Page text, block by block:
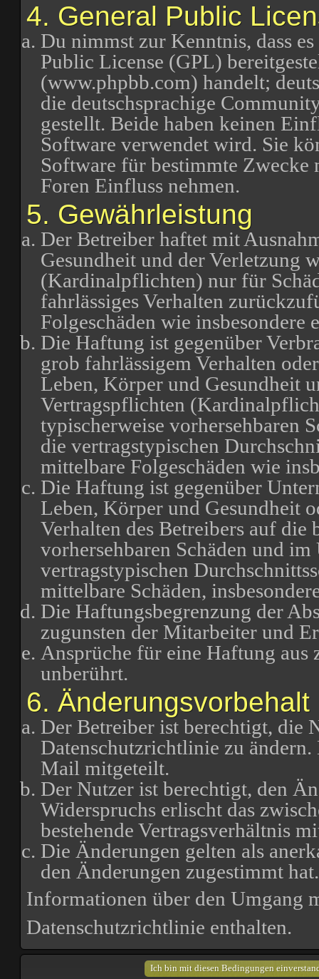
4. General Public
Du nimmst zur Kenntnis, dass
Public License (GPL)
(www.phpbb.com) handelt;
die deutschsprachige
gestellt. Beide haben keinen
Software verwendet wird. Sie
Software für bestimmte Zwecke
Foren Einfluss nehmen.
5. Gewährleistung
Der Betreiber haftet mit
Gesundheit und der Verletzung
(Kardinalpflichten) nur für
fahrlässiges Verhalten
Folgeschäden wie insbesondere
Die Haftung ist gegenüber
grob fahrlässigem Verhalten
Leben, Körper und Gesundheit
Vertragspflichten
typischerweise vorhersehbaren
die vertragstypischen
mittelbare Folgeschäden wie
Die Haftung ist gegenüber
Leben, Körper und Gesundheit
Verhalten des Betreibers auf die
vorhersehbaren Schäden und
vertragstypischen
mittelbare Schäden,
Die Haftungsbegrenzung der
zugunsten der Mitarbeiter und
Ansprüche für eine Haftung
unberührt.
6. Änderungsvorbehalt
Der Betreiber ist berechtigt, die
Datenschutzrichtlinie zu
Mail mitgeteilt.
Der Nutzer ist berechtigt, den
Widerspruchs erlischt das
bestehende Vertragsverhältnis
Die Änderungen gelten als
den Änderungen zugestimmt hat.
Informationen über den Umgang
Datenschutzrichtlinie enthalten.